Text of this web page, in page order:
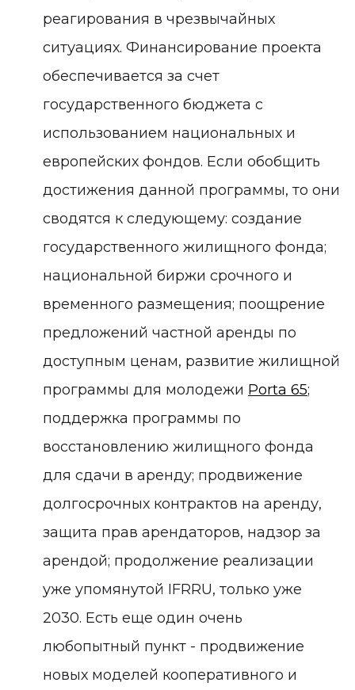
реагирования в чрезвычайных
ситуациях. Финансирование проекта
обеспечивается за счет
государственного бюджета с
использованием национальных и
европейских фондов. Если обобщить
достижения данной программы, то они
сводятся к следующему: создание
государственного жилищного фонда;
национальной биржи срочного и
временного размещения; поощрение
предложений частной аренды по
доступным ценам, развитие жилищной
программы для молодежи Porta 65;
поддержка программы по
восстановлению жилищного фонда
для сдачи в аренду; продвижение
долгосрочных контрактов на аренду,
защита прав арендаторов, надзор за
арендой; продолжение реализации
уже упомянутой IFRRU, только уже
2030. Есть еще один очень
любопытный пункт - продвижение
новых моделей кооперативного и